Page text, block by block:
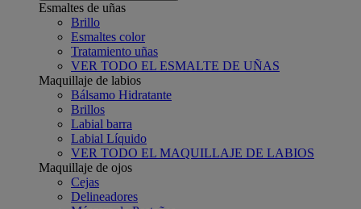
Esmaltes de uñas
Brillo
Esmaltes color
Tratamiento uñas
VER TODO EL ESMALTE DE UÑAS
Maquillaje de labios
Bálsamo Hidratante
Brillos
Labial barra
Labial Líquido
VER TODO EL MAQUILLAJE DE LABIOS
Maquillaje de ojos
Cejas
Delineadores